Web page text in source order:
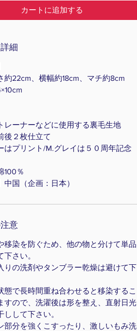
カートに追加する
細
約22cm、横幅約18cm、マチ約8cm
レーナーなどに使用する裏毛生地
後２枚仕立て
はプリント/M.グレイは５０周年記念
100％
中国（企画：日本）
意
移染を防ぐため、他の物と分けて単品
下さい。
りの洗剤やタンブラー乾燥は避けて下
態で長時間重ね合わせると移染するこ
すので、洗濯後は形を整え、直射日光
しして下さい。
部分を強くこすったり、激しいもみ洗